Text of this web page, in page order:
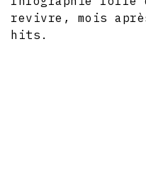
revivre, mois
hits.